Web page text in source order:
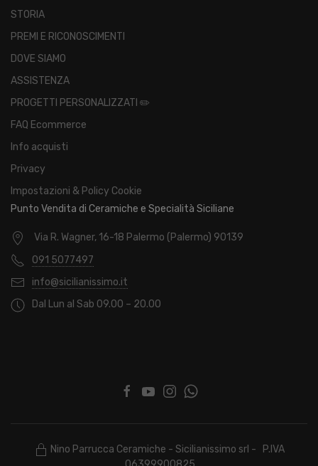
STORIA
PREMI E RICONOSCIMENTI
DOVE SIAMO
ASSISTENZA
PROGETTI PERSONALIZZATI ✏️
FAQ Ecommerce
Info acquisti
Privacy
Impostazioni & Policy Cookie
Punto Vendita di Ceramiche e Specialità Siciliane
Via R. Wagner, 16-18 Palermo (Palermo) 90139
091 5077497
info@sicilianissimo.it
Dal Lun al Sab 09.00 – 20.00
Nino Parrucca Ceramiche - Sicilianissimo srl - P.IVA